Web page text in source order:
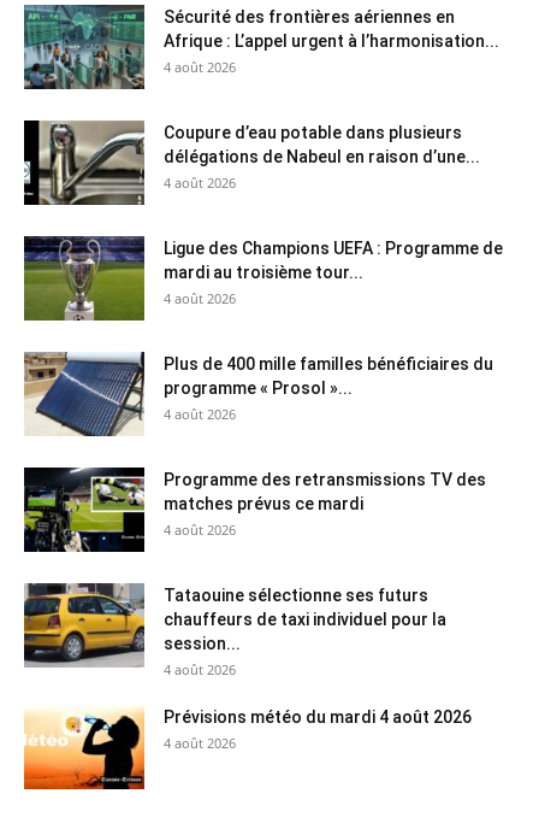
Sécurité des frontières aériennes en
Afrique : L’appel urgent à l’harmonisation...
4 août 2026
Coupure d’eau potable dans plusieurs
délégations de Nabeul en raison d’une...
4 août 2026
Ligue des Champions UEFA : Programme de
mardi au troisième tour...
4 août 2026
Plus de 400 mille familles bénéficiaires du
programme « Prosol »...
4 août 2026
Programme des retransmissions TV des
matches prévus ce mardi
4 août 2026
Tataouine sélectionne ses futurs
chauffeurs de taxi individuel pour la
session...
4 août 2026
Prévisions météo du mardi 4 août 2026
4 août 2026